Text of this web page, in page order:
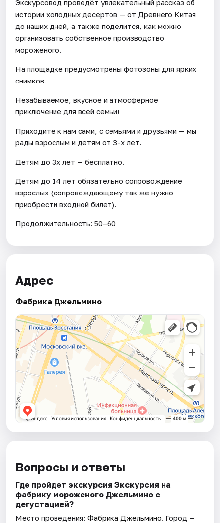
Экскурсовод проведёт увлекательный рассказ об
истории холодных десертов — от Древнего Китая
до наших дней, а также поделится, как можно
организовать собственное производство
мороженого.
На площадке предусмотрены фотозоны для ярких
снимков.
Незабываемое, вкусное и атмосферное
приключение для всей семьи!
Приходите к нам сами, с семьями и друзьями — мы
рады взрослым и детям от 3-х лет.
Детям до 3х лет — бесплатно.
Детям до 14 лет обязательно сопровождение
взрослых (сопровождающему так же нужно
приобрести входной билет).
Продолжительность: 50–60
Адрес
Фабрика Джельмино
Вопросы и ответы
Где пройдет экскурсия Экскурсия на
фабрику мороженого Джельмино с
дегустацией?
Место проведения:Фабрика Джельмино. Город —